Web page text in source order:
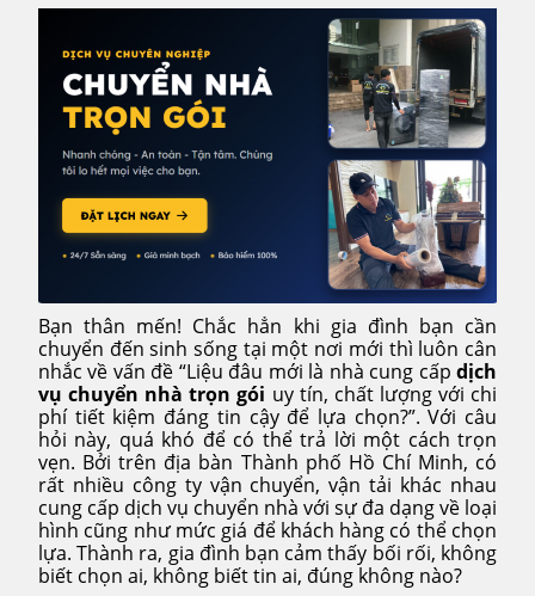
Bạn thân mến! Chắc hẳn khi gia đình bạn cần
chuyển đến sinh sống tại một nơi mới thì luôn cân
nhắc về vấn đề “Liệu đâu mới là nhà cung cấp dịch
vụ chuyển nhà trọn gói uy tín, chất lượng với chi
phí tiết kiệm đáng tin cậy để lựa chọn?”. Với câu
hỏi này, quá khó để có thể trả lời một cách trọn
vẹn. Bởi trên địa bàn Thành phố Hồ Chí Minh, có
rất nhiều công ty vận chuyển, vận tải khác nhau
cung cấp dịch vụ chuyển nhà với sự đa dạng về loại
hình cũng như mức giá để khách hàng có thể chọn
lựa. Thành ra, gia đình bạn cảm thấy bối rối, không
biết chọn ai, không biết tin ai, đúng không nào?